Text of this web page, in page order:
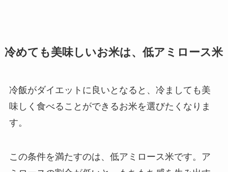
冷めても美味しいお米は、低アミロース米
冷飯がダイエットに良いとなると、冷ましても美
味しく食べることができるお米を選びたくなりま
す。
この条件を満たすのは、低アミロース米です。ア